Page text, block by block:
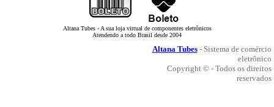
Altana Tubes - A sua loja virtual de componentes eletrônicos
Atendendo a todo Brasil desde 2004
Altana Tubes- Sistema de comércio
eletrônico
Copyright © - Todos os direitos
reservados